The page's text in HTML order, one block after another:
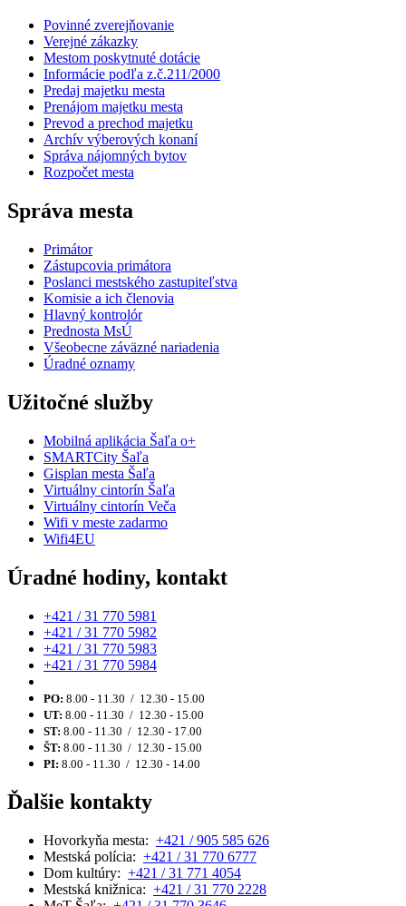
Povinné zverejňovanie
Verejné zákazky
Mestom poskytnuté dotácie
Informácie podľa z.č.211/2000
Predaj majetku mesta
Prenájom majetku mesta
Prevod a prechod majetku
Archív výberových konaní
Správa nájomných bytov
Rozpočet mesta
Správa mesta
Primátor
Zástupcovia primátora
Poslanci mestského zastupiteľstva
Komisie a ich členovia
Hlavný kontrolór
Prednosta MsÚ
Všeobecne záväzné nariadenia
Úradné oznamy
Užitočné služby
Mobilná aplikácia Šaľa o+
SMARTCity Šaľa
Gisplan mesta Šaľa
Virtuálny cintorín Šaľa
Virtuálny cintorín Veča
Wifi v meste zadarmo
Wifi4EU
Úradné hodiny, kontakt
+421 / 31 770 5981
+421 / 31 770 5982
+421 / 31 770 5983
+421 / 31 770 5984
PO: 8.00 - 11.30 / 12.30 - 15.00
UT: 8.00 - 11.30 / 12.30 - 15.00
ST: 8.00 - 11.30 / 12.30 - 17.00
ŠT: 8.00 - 11.30 / 12.30 - 15.00
PI: 8.00 - 11.30 / 12.30 - 14.00
Ďalšie kontakty
Hovorkyňa mesta: +421 / 905 585 626
Mestská polícia: +421 / 31 770 6777
Dom kultúry: +421 / 31 771 4054
Mestská knižnica: +421 / 31 770 2228